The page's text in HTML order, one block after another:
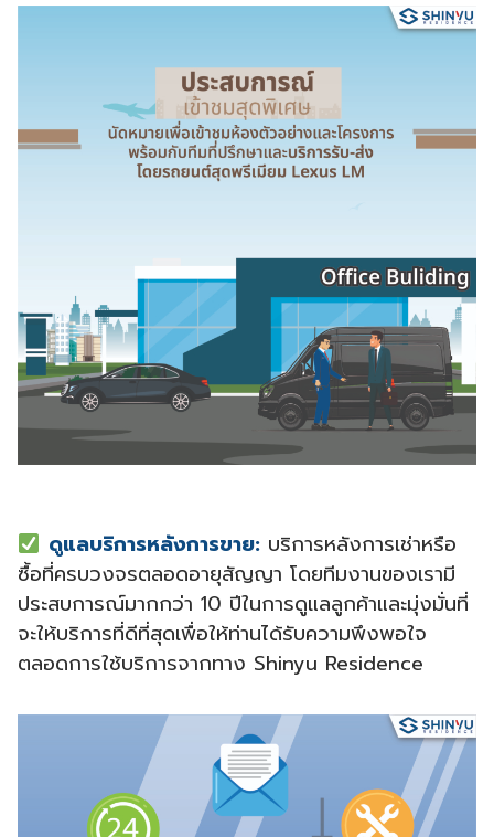
ดูแลบริการหลังการขาย:บริการหลังการเช่าหรือ
ซื้อที่ครบวงจรตลอดอายุสัญญา โดยทีมงานของเรามี
ประสบการณ์มากกว่า 10 ปีในการดูแลลูกค้าและมุ่งมั่นที่
จะให้บริการที่ดีที่สุดเพื่อให้ท่านได้รับความพึงพอใจ
ตลอดการใช้บริการจากทาง Shinyu Residence